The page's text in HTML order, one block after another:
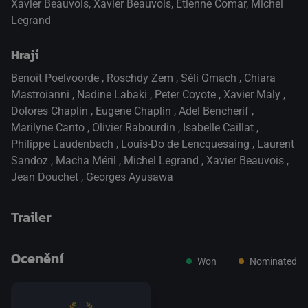
Xavier Beauvois, Xavier Beauvois, Etienne Comar, Michel
Legrand
Hrají
Benoît Poelvoorde , Roschdy Zem , Séli Gmach , Chiara
Mastroianni , Nadine Labaki , Peter Coyote , Xavier Maly ,
Dolores Chaplin , Eugene Chaplin , Adel Bencherif ,
Marilyne Canto , Olivier Rabourdin , Isabelle Caillat ,
Philippe Laudenbach , Louis-Do de Lencquesaing , Laurent
Sandoz , Macha Méril , Michel Legrand , Xavier Beauvois ,
Jean Douchet , Georges Ayusawa
Trailer
Ocenění Won Nominated